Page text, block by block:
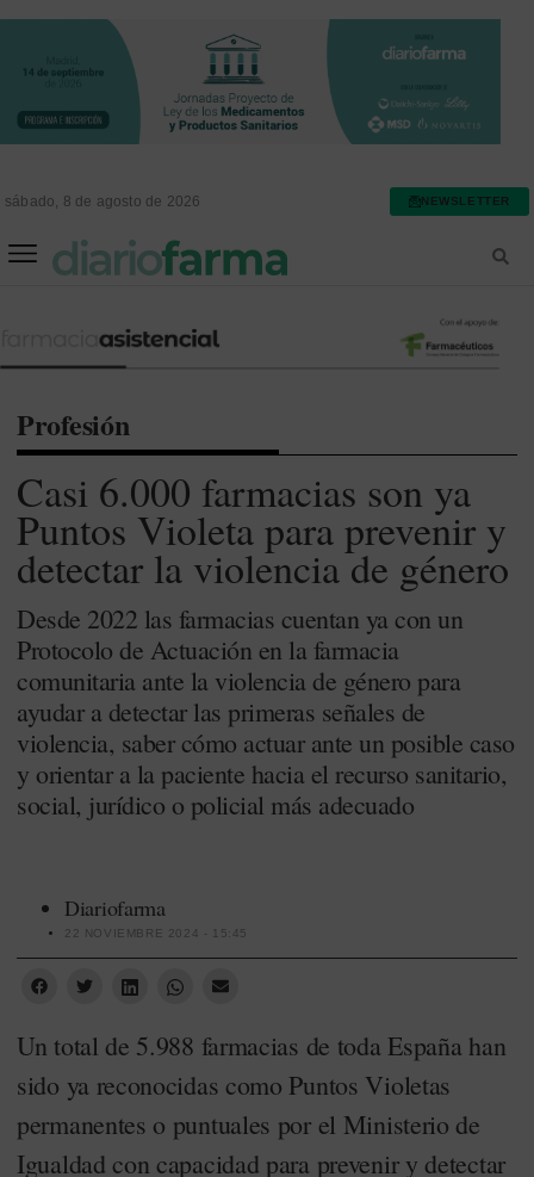
sábado, 8 de agosto de 2026 NEWSLETTER
Profesión
Casi 6.000 farmacias son ya
Puntos Violeta para prevenir y
detectar la violencia de género
Desde 2022 las farmacias cuentan ya con un
Protocolo de Actuación en la farmacia
comunitaria ante la violencia de género para
ayudar a detectar las primeras señales de
violencia, saber cómo actuar ante un posible caso
y orientar a la paciente hacia el recurso sanitario,
social, jurídico o policial más adecuado
Diariofarma
22 NOVIEMBRE 2024 - 15:45
Un total de 5.988 farmacias de toda España han
sido ya reconocidas como Puntos Violetas
permanentes o puntuales por el Ministerio de
Igualdad con capacidad para prevenir y detectar